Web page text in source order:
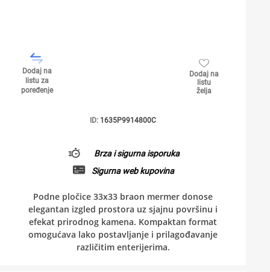
Dodaj na
listu za
poređenje
Dodaj na
listu
želja
ID: 1635P9914800C
Brza i sigurna isporuka
Sigurna web kupovina
Podne pločice 33x33 braon mermer donose
elegantan izgled prostora uz sjajnu površinu i
efekat prirodnog kamena. Kompaktan format
omogućava lako postavljanje i prilagođavanje
različitim enterijerima.